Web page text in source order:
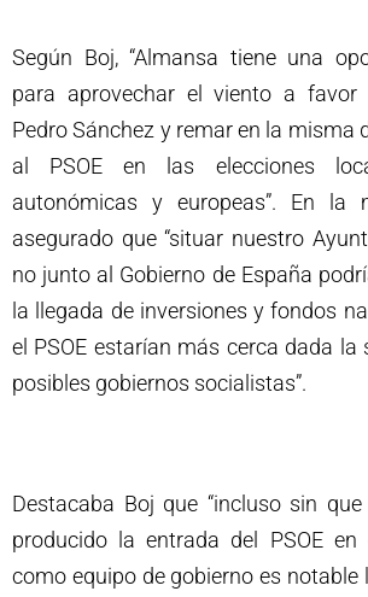
Según Boj, “Almansa tiene una
para aprovechar el viento a favor
Pedro Sánchez y remar en la misma
al PSOE en las elecciones
autonómicas y europeas”. En la
asegurado que “situar nuestro
no junto al Gobierno de España
la llegada de inversiones y fondos
el PSOE estarían más cerca dada la
posibles gobiernos socialistas”.
Destacaba Boj que “incluso sin
producido la entrada del PSOE en
como equipo de gobierno es notable